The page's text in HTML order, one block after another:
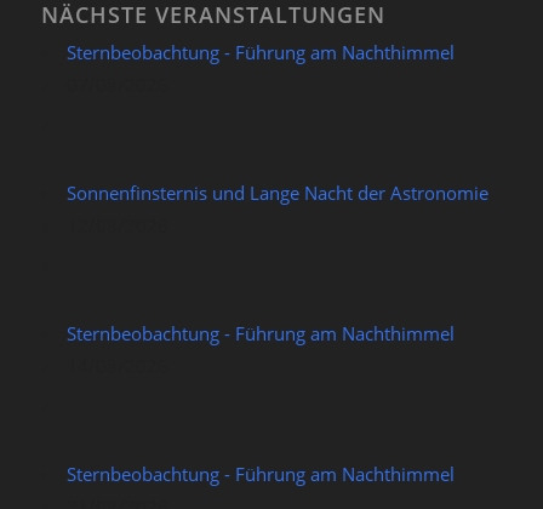
NÄCHSTE VERANSTALTUNGEN
Sternbeobachtung - Führung am Nachthimmel
Sonnenfinsternis und Lange Nacht der Astronomie
Sternbeobachtung - Führung am Nachthimmel
Sternbeobachtung - Führung am Nachthimmel